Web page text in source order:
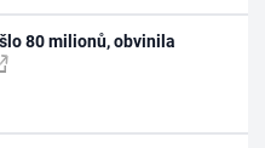
80 milionů, obvinila